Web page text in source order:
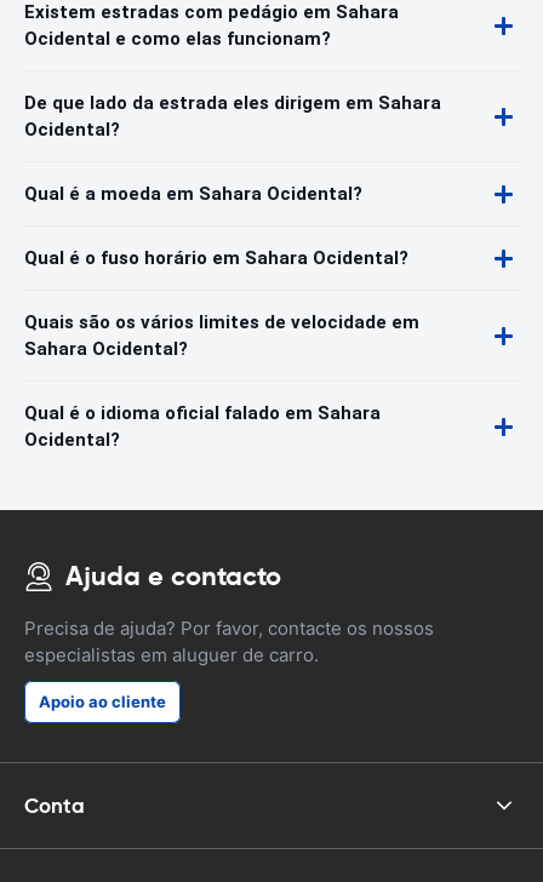
Existem estradas com pedágio em Sahara
Ocidental e como elas funcionam?
De que lado da estrada eles dirigem em Sahara
Ocidental?
Qual é a moeda em Sahara Ocidental?
Qual é o fuso horário em Sahara Ocidental?
Quais são os vários limites de velocidade em
Sahara Ocidental?
Qual é o idioma oficial falado em Sahara
Ocidental?
Ajuda e contacto
Precisa de ajuda? Por favor, contacte os nossos
especialistas em aluguer de carro.
Apoio ao cliente
Conta